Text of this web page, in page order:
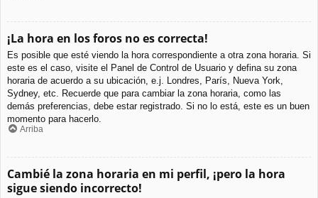
¡La hora en los foros no es correcta!
Es posible que esté viendo la hora correspondiente a otra zona horaria. Si
este es el caso, visite el Panel de Control de Usuario y defina su zona
horaria de acuerdo a su ubicación, e.j. Londres, París, Nueva York,
Sydney, etc. Recuerde que para cambiar la zona horaria, como las
demás preferencias, debe estar registrado. Si no lo está, este es un buen
momento para hacerlo.
Arriba
Cambié la zona horaria en mi perfil, ¡pero la hora
sigue siendo incorrecto!